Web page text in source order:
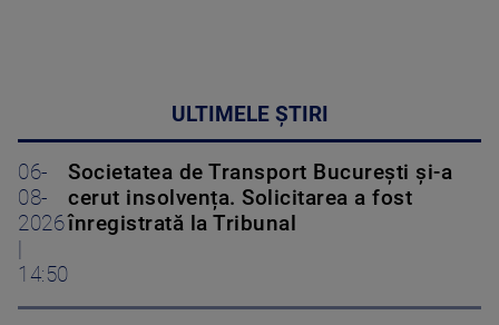
ULTIMELE ȘTIRI
06-
08-
2026
14:50
Societatea de Transport București și-a
cerut insolvența. Solicitarea a fost
înregistrată la Tribunal